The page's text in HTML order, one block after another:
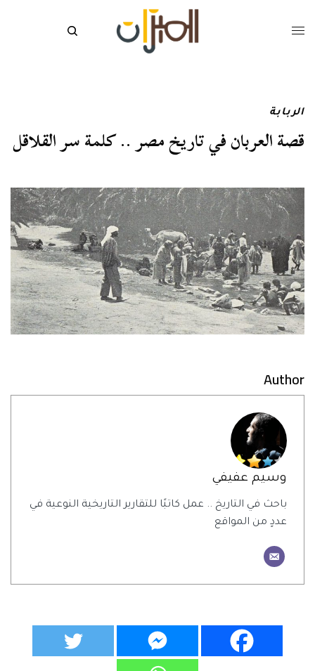
الربابة
قصة العربان في تاريخ مصر .. كلمة سر القلاقل
Author
وسيم عفيفي
باحث في التاريخ .. عمل كاتبًا للتقارير التاريخية النوعية في
عددٍ من المواقع